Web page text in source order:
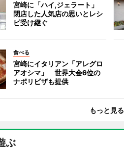
宮崎に「ハイ,ジェラート」
閉店した人気店の思いとレシ
ピ受け継ぐ
食べる
宮崎にイタリアン「アレグロ
アオシマ」 世界大会6位の
ナポリピザも提供
もっと見る
ぶ